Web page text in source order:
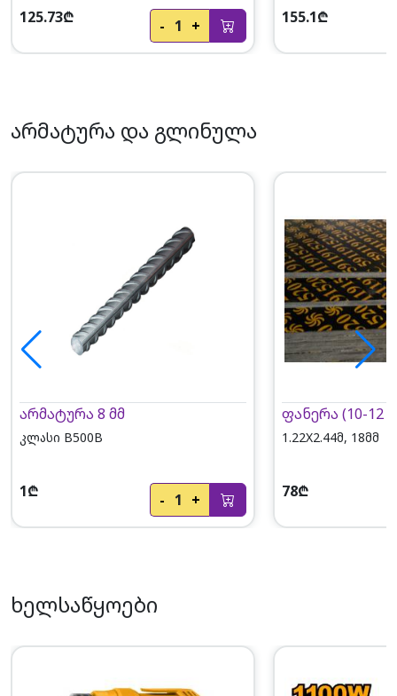
125.73₾ - 1 + 155.1₾
არმატურა და გლინულა
არმატურა 8 მმ
კლასი B500B
1₾ - 1 +
ფანერა (10-12
1.22X2.44მ, 18მმ
78₾
ხელსაწყოები